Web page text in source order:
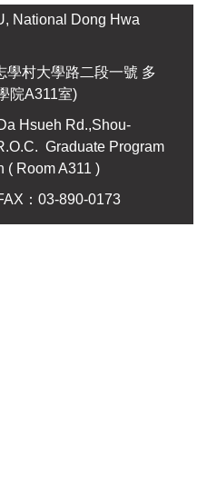
National Dong Hwa
學村大學路二段一號 多
院A311室)
Hsueh Rd.,Shou-
Graduate Program
( Room A311 )
：03-890-0173